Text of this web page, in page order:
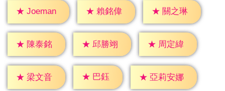
★ Joeman ★ 賴銘偉 ★ 關之琳
★ 陳泰銘 ★ 邱勝翊 ★ 周定緯
★ 梁文音 ★ 巴鈺 ★ 亞莉安娜